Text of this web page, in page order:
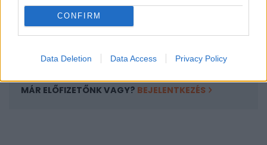
CONFIRM
Data Deletion Data Access Privacy Policy
kötéslistái
MÁR ELŐFIZETŐNK VAGY? BEJELENTKEZÉS